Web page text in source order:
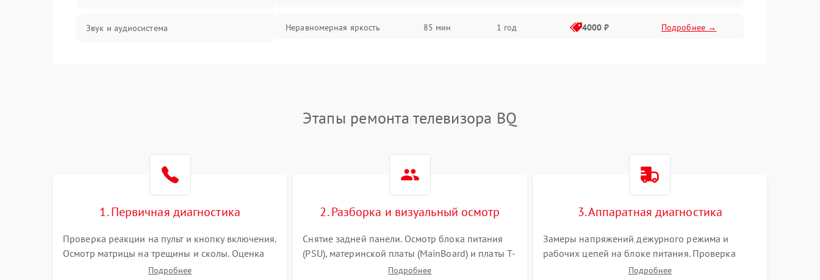
Звук и аудиосистема
Программное обеспечение
Корпус и механика
Сеть и подключения
Неравномерная яркость 85 мин 1 год 4000 ₽ Подробнее →
Этапы ремонта телевизора BQ
1. Первичная диагностика
Проверка реакции на пульт и кнопку включения.
Осмотр матрицы на трещины и сколы. Оценка
звука, наличия подсветки и индикаторов
Подробнее
2. Разборка и визуальный осмотр
Снятие задней панели. Осмотр блока питания
(PSU), материнской платы (MainBoard) и платы T-
Con на вздутые конденсаторы, прогары,
Подробнее
3. Аппаратная диагностика
Замеры напряжений дежурного режима и
рабочих цепей на блоке питания. Проверка
видеосигналов на плате T-Con с помощью
Подробнее